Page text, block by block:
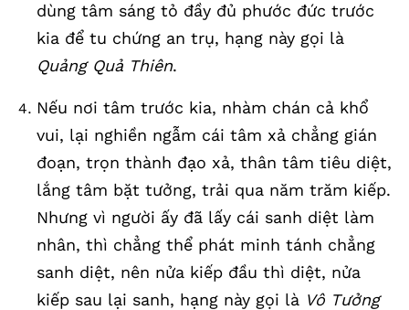
dùng tâm sáng tỏ đầy đủ phước đức trước
kia để tu chứng an trụ, hạng này gọi là
Quảng Quả Thiên.
Nếu nơi tâm trước kia, nhàm chán cả khổ
vui, lại nghiền ngẫm cái tâm xả chẳng gián
đoạn, trọn thành đạo xả, thân tâm tiêu diệt,
lắng tâm bặt tưởng, trải qua năm trăm kiếp.
Nhưng vì người ấy đã lấy cái sanh diệt làm
nhân, thì chẳng thể phát minh tánh chẳng
sanh diệt, nên nửa kiếp đầu thì diệt, nửa
kiếp sau lại sanh, hạng này gọi là Vô Tưởng